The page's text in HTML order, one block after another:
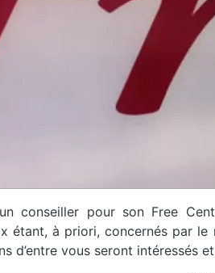
conseiller pour son Free
étant, à priori, concernés par
d’entre vous seront intéressés